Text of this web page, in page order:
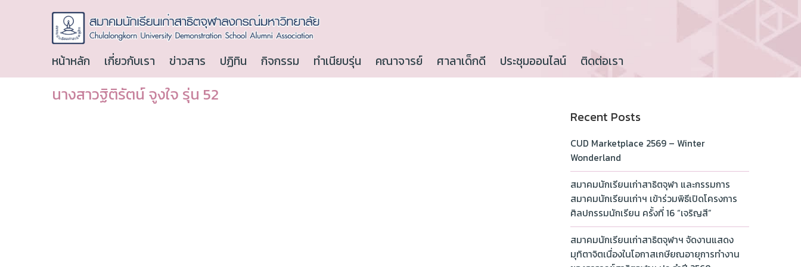
หน้าหลัก เกี่ยวกับเรา ข่าวสาร ปฏิทิน กิจกรรม ทำเนียบรุ่น คณาจารย์ ศาลาเด็กดี ประชุมออนไลน์ ติดต่อเรา
นางสาวฐิติรัตน์ จูงใจ รุ่น 52
Recent Posts
CUD Marketplace 2569 – Winter
Wonderland
สมาคมนักเรียนเก่าสาธิตจุฬา และกรรมการ
สมาคมนักเรียนเก่าฯ เข้าร่วมพิธีเปิดโครงการ
ศิลปกรรมนักเรียน ครั้งที่ 16 “เจริญสี”
สมาคมนักเรียนเก่าสาธิตจุฬาฯ จัดงานแสดง
มุทิตาจิตเนื่องในโอกาสเกษียณอายุการทำงาน